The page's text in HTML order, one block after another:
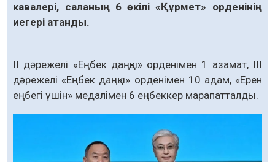
кавалері, саланың 6 өкілі «Құрмет» орденінің
иегері атанды.
II дәрежелі «Еңбек даңқы» орденімен 1 азамат, III
дәрежелі «Еңбек даңқы» орденімен 10 адам, «Ерен
еңбегі үшін» медалімен 6 еңбеккер марапатталды.